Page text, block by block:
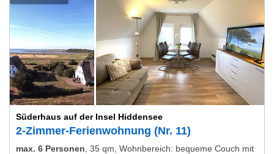
Süderhaus auf der Insel Hiddensee
2-Zimmer-Ferienwohnung (Nr. 11)
max. 6 Personen 35 qm, Wohnbereich: bequeme Couch mit